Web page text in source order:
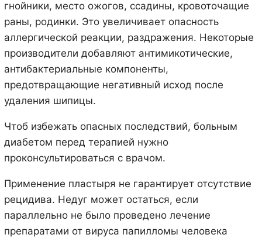
гнойники, место ожогов, ссадины, кровоточащие
раны, родинки. Это увеличивает опасность
аллергической реакции, раздражения. Некоторые
производители добавляют антимикотические,
антибактериальные компоненты,
предотвращающие негативный исход после
удаления шипицы.
Чтоб избежать опасных последствий, больным
диабетом перед терапией нужно
проконсультироваться с врачом.
Применение пластыря не гарантирует отсутствие
рецидива. Недуг может остаться, если
параллельно не было проведено лечение
препаратами от вируса папилломы человека